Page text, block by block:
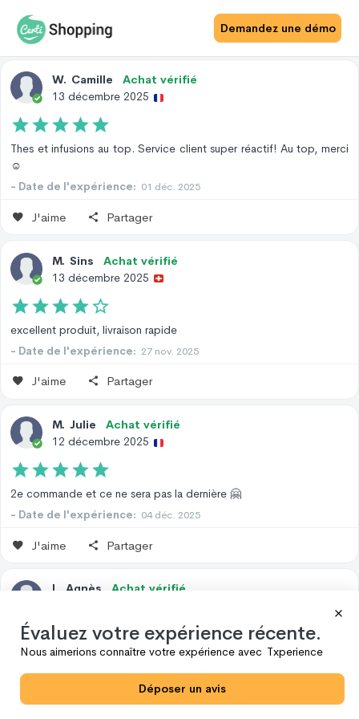
Demandez une démo
Avis Produit
W. Camille
Achat vérifié
13 décembre 2025
Thes et infusions au top. Service client super réactif! Au top, merci
☺️
- Date de l'expérience: 01 déc. 2025
J'aime Partager
M. Sins
Achat vérifié
13 décembre 2025
excellent produit, livraison rapide
- Date de l'expérience: 27 nov. 2025
J'aime Partager
M. Julie
Achat vérifié
12 décembre 2025
2e commande et ce ne sera pas la dernière 🤗
- Date de l'expérience: 04 déc. 2025
J'aime Partager
L Agnès
Achat vérifié
Très bons produits.
- Date de l'expérience:
J'aime Partager
Évaluez votre expérience récente.
Nous aimerions connaître votre expérience avec Txperience
Déposer un avis